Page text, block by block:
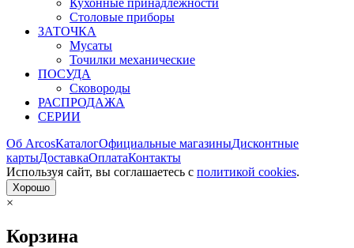
Кухонные принадлежности
Столовые приборы
ЗАТОЧКА
Мусаты
Точилки механические
ПОСУДА
Сковороды
РАСПРОДАЖА
СЕРИИ
Об ArcosКаталогОфициальные магазиныДисконтные
картыДоставкаОплатаКонтакты
Используя сайт, вы согла­шаетесь с политикой cookies.
Хорошо
×
Корзина